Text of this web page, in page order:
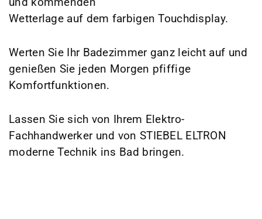
Wetterlage auf dem farbigen Touchdisplay.
Werten Sie Ihr Badezimmer ganz leicht auf und
genießen Sie jeden Morgen pfiffige
Komfortfunktionen.
Lassen Sie sich von Ihrem Elektro-
Fachhandwerker und von STIEBEL ELTRON
moderne Technik ins Bad bringen.